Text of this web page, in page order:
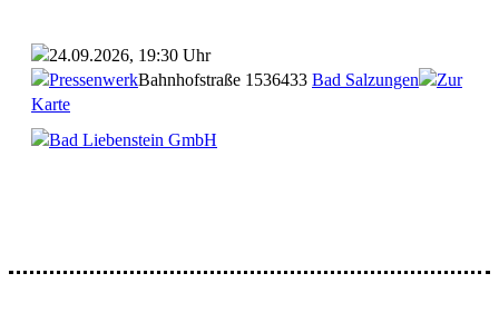
24.09.2026, 19:30 Uhr
PressenwerkBahnhofstraße 1536433 Bad Salzungen
Zur
Karte
Bad Liebenstein GmbH